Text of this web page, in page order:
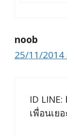
noob
25/11/2014
ID
เพื่อนเยอ